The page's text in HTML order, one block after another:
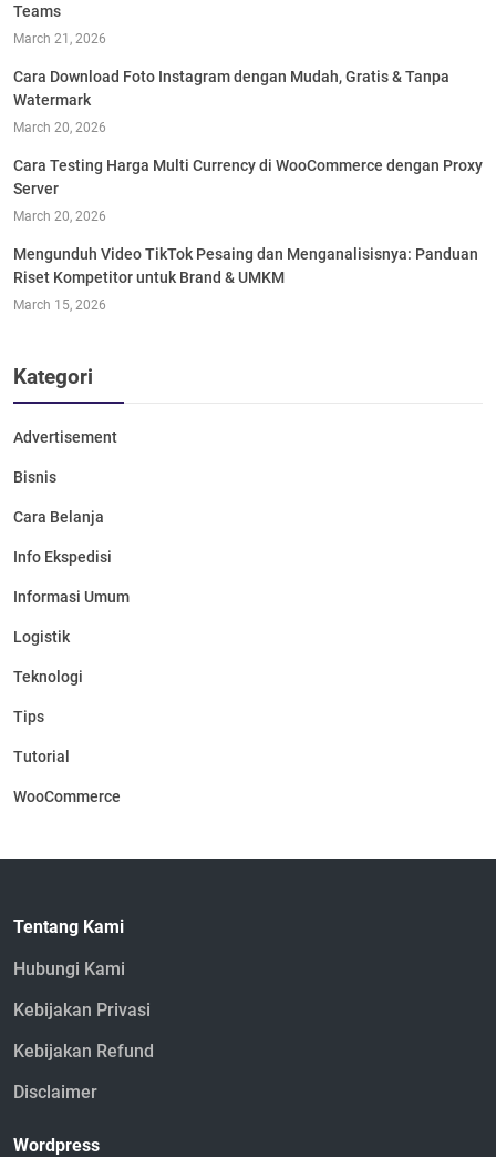
Teams
March 21, 2026
Cara Download Foto Instagram dengan Mudah, Gratis & Tanpa
Watermark
March 20, 2026
Cara Testing Harga Multi Currency di WooCommerce dengan Proxy
Server
March 20, 2026
Mengunduh Video TikTok Pesaing dan Menganalisisnya: Panduan
Riset Kompetitor untuk Brand & UMKM
March 15, 2026
Kategori
Advertisement
Bisnis
Cara Belanja
Info Ekspedisi
Informasi Umum
Logistik
Teknologi
Tips
Tutorial
WooCommerce
Tentang Kami
Hubungi Kami
Kebijakan Privasi
Kebijakan Refund
Disclaimer
Wordpress